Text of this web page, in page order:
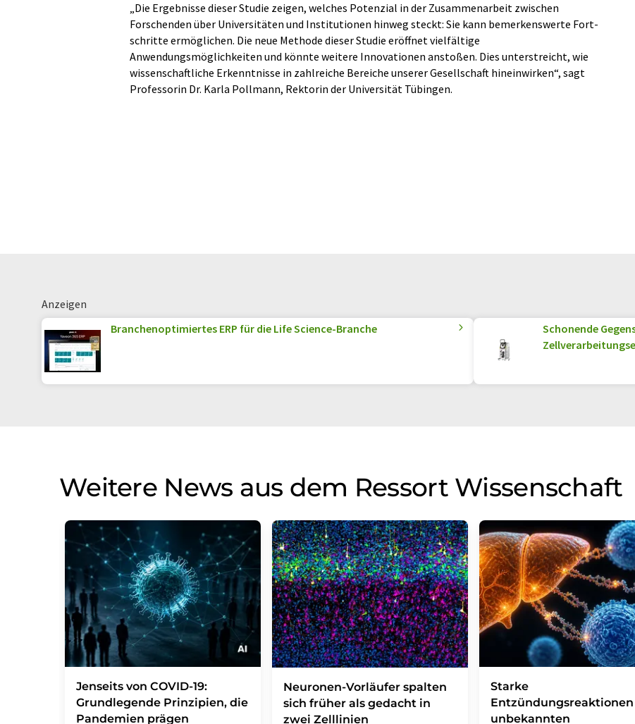
„Die Ergebnisse dieser Studie zeigen, welches Potenzial in der Zusammenarbeit zwischen
Forschenden über Universitäten und Institutionen hinweg steckt: Sie kann bemerkenswerte Fort-
schritte ermöglichen. Die neue Methode dieser Studie eröffnet vielfältige
Anwendungsmöglichkeiten und könnte weitere Innovationen anstoßen. Dies unterstreicht, wie
wissenschaftliche Erkenntnisse in zahlreiche Bereiche unserer Gesellschaft hineinwirken“, sagt
Professorin Dr. Karla Pollmann, Rektorin der Universität Tübingen.
Anzeigen
Branchenoptimiertes ERP für die Life Science-Branche
Schonende
Weitere News aus dem Ressort Wissenschaft
Jenseits von COVID-19:
Grundlegende Prinzipien, die
Pandemien prägen
Neuronen-Vorläufer spalten
sich früher als gedacht in
zwei Zelllinien
Starke
unbekannten